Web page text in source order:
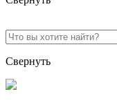
Свернуть